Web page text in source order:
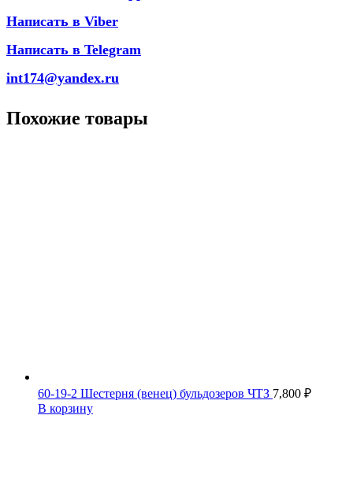
Написать в Viber
Написать в Telegram
int174@yandex.ru
Похожие товары
60-19-2 Шестерня (венец) бульдозеров ЧТЗ 7,800 ₽
В корзину